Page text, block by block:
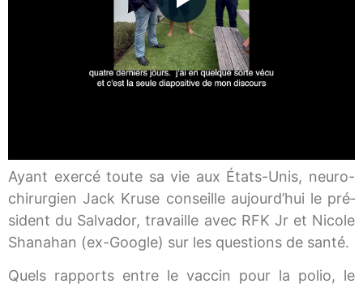
Ayant exer­cé toute sa vie aux États-​Unis, neuro-​
chirurgien Jack Kruse conseille aujourd’­hui le pré­
sident du Salvador, tra­vaille avec RFK Jr et Nicole
Shanahan (ex-​Google) sur les ques­tions de santé.
Quels rap­ports entre le vac­cin pour la polio, le